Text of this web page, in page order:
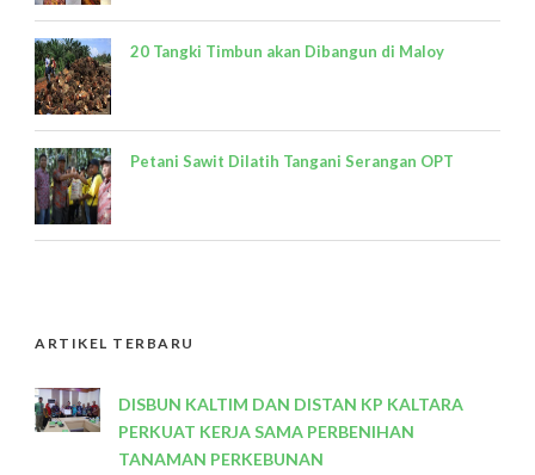
20 Tangki Timbun akan Dibangun di Maloy
Petani Sawit Dilatih Tangani Serangan OPT
ARTIKEL TERBARU
DISBUN KALTIM DAN DISTAN KP KALTARA
PERKUAT KERJA SAMA PERBENIHAN
TANAMAN PERKEBUNAN